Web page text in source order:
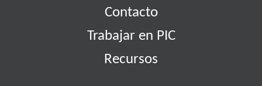
Contacto
Trabajar en PIC
Recursos